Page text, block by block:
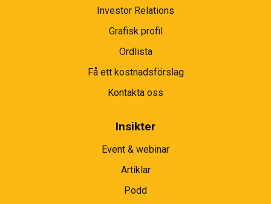
Investor Relations
Grafisk profil
Ordlista
Få ett kostnadsförslag
Kontakta oss
Insikter
Event & webinar
Artiklar
Podd